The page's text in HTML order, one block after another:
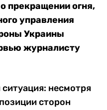
прекращении огня,
управления
Украины
журналисту
несмотря
сторон